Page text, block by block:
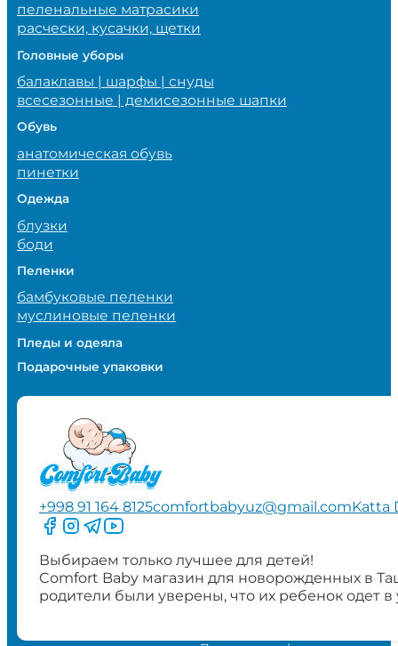
пеленальные матрасики
расчески, кусачки, щетки
Головные уборы
балаклавы | шарфы | снуды
всесезонные | демисезонные шапки
Обувь
анатомическая обувь
пинетки
Одежда
блузки
боди
Пеленки
бамбуковые пеленки
муслиновые пеленки
Пледы и одеяла
Подарочные упаковки
+998 91 164 8125comfortbabyuz@gmail.comKatta
Следите за нами на Facebook
Следите за нами в Instagram
Следите за нами в Telegram
Следите за нами в YouTube
Выбираем только лучшее для детей!
Comfort Baby магазин для новорожденных в
родители были уверены, что их ребенок одет